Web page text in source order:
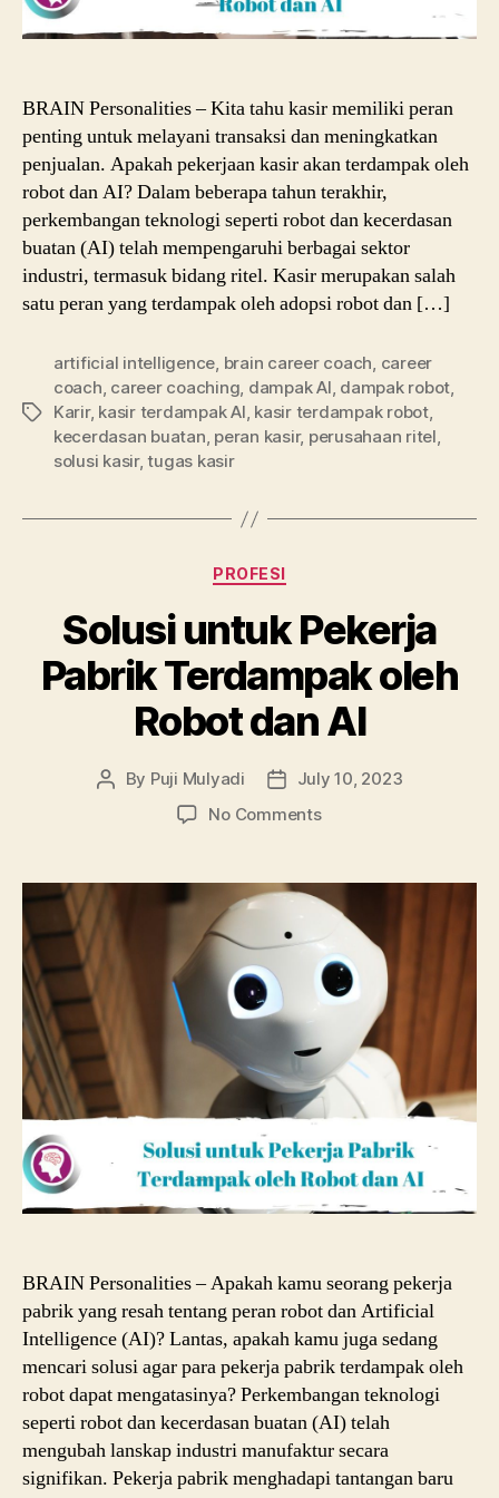
BRAIN Personalities – Kita tahu kasir memiliki peran
penting untuk melayani transaksi dan meningkatkan
penjualan. Apakah pekerjaan kasir akan terdampak oleh
robot dan AI? Dalam beberapa tahun terakhir,
perkembangan teknologi seperti robot dan kecerdasan
buatan (AI) telah mempengaruhi berbagai sektor
industri, termasuk bidang ritel. Kasir merupakan salah
satu peran yang terdampak oleh adopsi robot dan […]
Tags
artificial intelligence, brain career coach, career
coach, career coaching, dampak AI, dampak robot,
Karir, kasir terdampak AI, kasir terdampak robot,
kecerdasan buatan, peran kasir, perusahaan ritel,
solusi kasir,tugas kasir
Categories
PROFESI
Solusi untuk Pekerja
Pabrik Terdampak oleh
Robot dan AI
Post
By Puji Mulyadi
PostJuly 10, 2023
No Commentson
Pekerja
Pabrik
Terdampak
oleh
Robot
dan
BRAIN Personalities – Apakah kamu seorang pekerja
pabrik yang resah tentang peran robot dan Artificial
Intelligence (AI)? Lantas, apakah kamu juga sedang
mencari solusi agar para pekerja pabrik terdampak oleh
robot dapat mengatasinya? Perkembangan teknologi
seperti robot dan kecerdasan buatan (AI) telah
mengubah lanskap industri manufaktur secara
signifikan. Pekerja pabrik menghadapi tantangan baru